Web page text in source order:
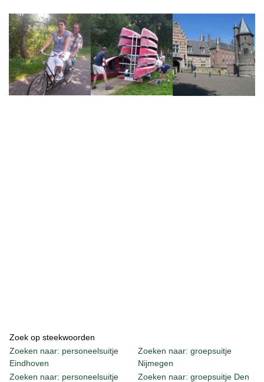
Zoek op steekwoorden
Zoeken naar: personeelsuitje
Eindhoven
Zoeken naar: groepsuitje
Nijmegen
Zoeken naar: personeelsuitje
Zoeken naar: groepsuitje Den